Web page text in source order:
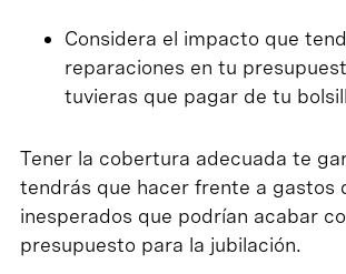
Considera el impacto que
reparaciones en tu
tuvieras que pagar de tu
Tener la cobertura adecuada te
tendrás que hacer frente a gastos
inesperados que podrían acabar
presupuesto para la jubilación.